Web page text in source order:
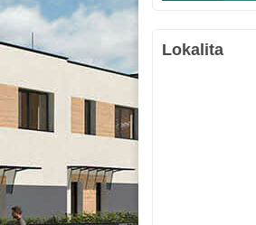
Lokalita